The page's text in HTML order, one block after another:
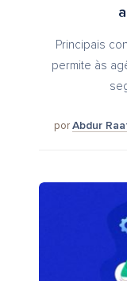
Principais
permite às
por Abdur